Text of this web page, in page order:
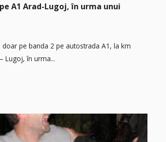
A1 Arad-Lugoj, în urma unui
pe banda 2 pe autostrada A1, la km
Lugoj, în urma...